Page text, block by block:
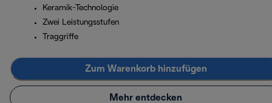
Keramik-Technologie
Zwei Leistungsstufen
Traggriffe
Zum Warenkorb hinzufügen
Mehr entdecken